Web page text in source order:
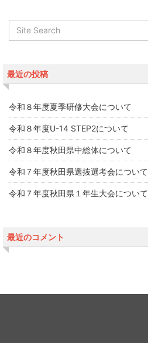
最近の投稿
令和８年度夏季研修大会について
令和８年度U-14 STEP2について
令和８年度秋田県中総体について
令和７年度秋田県選抜選考会について
令和７年度秋田県１年生大会について
最近のコメント